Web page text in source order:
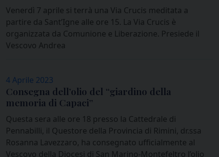
Venerdì 7 aprile si terrà una Via Crucis meditata a
partire da Sant’Igne alle ore 15. La Via Crucis è
organizzata da Comunione e Liberazione. Presiede il
Vescovo Andrea
4 Aprile 2023
Consegna dell’olio del “giardino della
memoria di Capaci”
Questa sera alle ore 18 presso la Cattedrale di
Pennabilli, il Questore della Provincia di Rimini, dr.ssa
Rosanna Lavezzaro, ha consegnato ufficialmente al
Vescovo della Diocesi di San Marino-Montefeltro l’olio